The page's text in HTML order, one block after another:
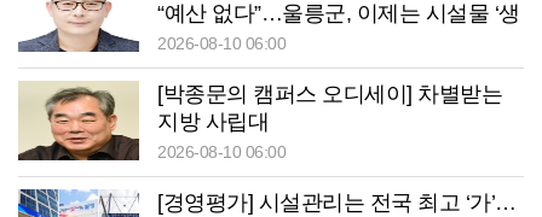
“예산 없다”…울릉군, 이제는 시설물 ‘생
애관리’에 답해야
2026-08-10 06:00
[박종문의 캠퍼스 오디세이] 차별받는
지방 사립대
2026-08-10 06:00
[경영평가] 시설관리는 전국 최고 ‘가’…